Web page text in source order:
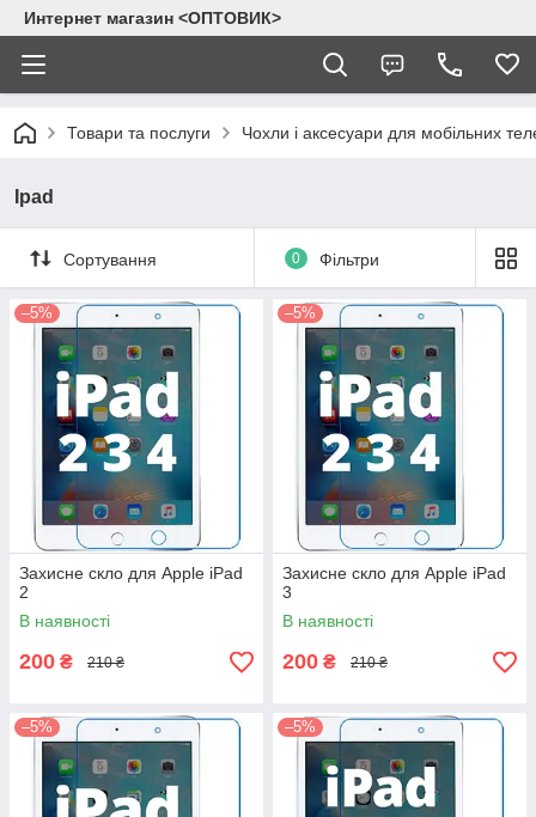
Интернет магазин <ОПТОВИК>
Товари та послуги Чохли і аксесуари для мобільних
Ipad
Сортування 0 Фільтри
–5%
Захисне скло для Apple iPad
2
В наявності
200 ₴ 210 ₴
–5%
Захисне скло для Apple iPad
3
В наявності
200 ₴ 210 ₴
–5% –5%